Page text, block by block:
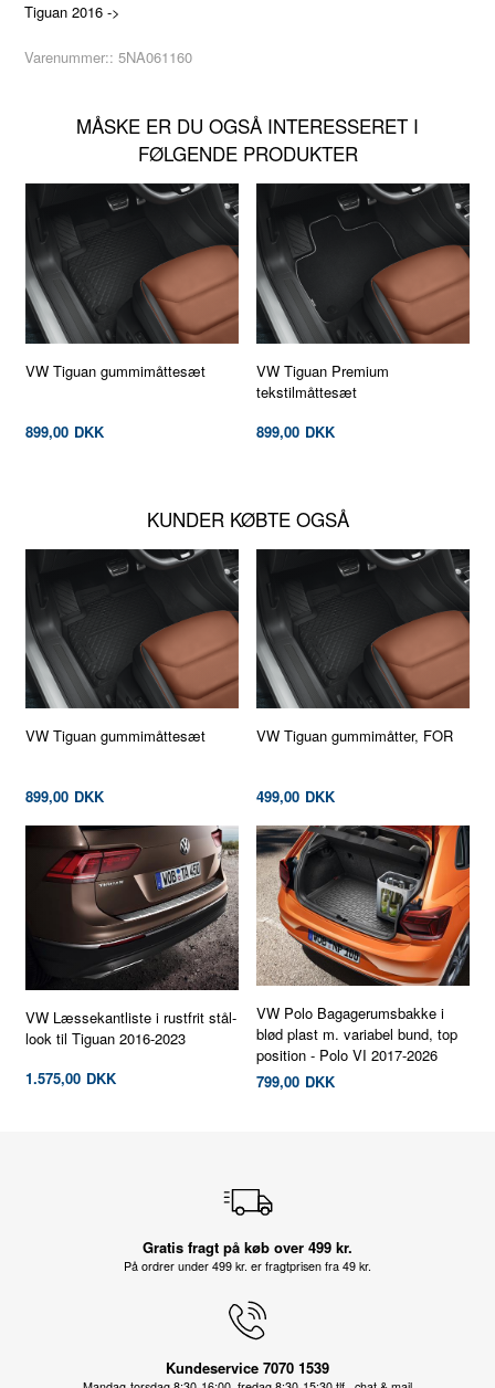
Tiguan 2016 ->
Varenummer:: 5NA061160
MÅSKE ER DU OGSÅ INTERESSERET I
FØLGENDE PRODUKTER
VW Tiguan gummimåttesæt
899,00 DKK
VW Tiguan Premium
tekstilmåttesæt
899,00 DKK
KUNDER KØBTE OGSÅ
VW Tiguan gummimåttesæt
899,00 DKK
VW Tiguan gummimåtter, FOR
499,00 DKK
VW Læssekantliste i rustfrit stål-
look til Tiguan 2016-2023
1.575,00 DKK
VW Polo Bagagerumsbakke i
blød plast m. variabel bund, top
position - Polo VI 2017-2026
799,00 DKK
Gratis fragt på køb over 499 kr.
På ordrer under 499 kr. er fragtprisen fra 49 kr.
Kundeservice 7070 1539